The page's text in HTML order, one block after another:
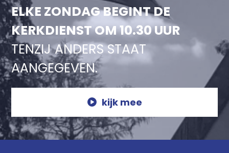
ELKE ZONDAG BEGINT DE
KERKDIENST OM 10.30 UUR
TENZIJ ANDERS STAAT
AANGEGEVEN.
kijk mee